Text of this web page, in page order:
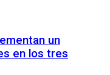
un
en los tres